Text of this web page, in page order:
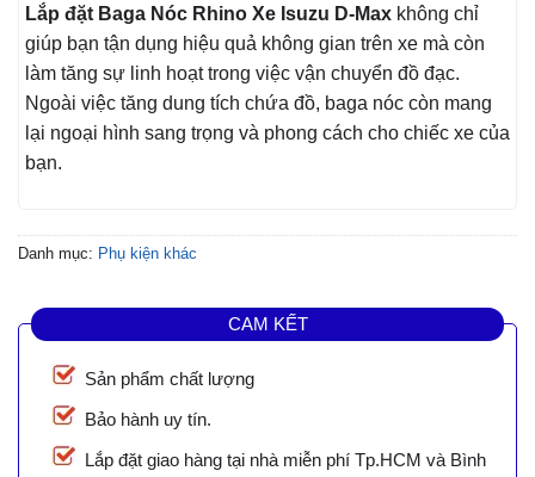
Lắp đặt Baga Nóc Rhino Xe Isuzu D-Max không chỉ
giúp bạn tận dụng hiệu quả không gian trên xe mà còn
làm tăng sự linh hoạt trong việc vận chuyển đồ đạc.
Ngoài việc tăng dung tích chứa đồ, baga nóc còn mang
lại ngoại hình sang trọng và phong cách cho chiếc xe của
bạn.
Danh mục: Phụ kiện khác
CAM KẾT
Sản phẩm chất lượng
Bảo hành uy tín.
Lắp đặt giao hàng tại nhà miễn phí Tp.HCM và Bình